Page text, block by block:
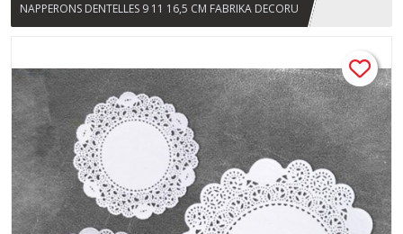
NAPPERONS DENTELLES 9 11 16,5 CM FABRIKA DECORU